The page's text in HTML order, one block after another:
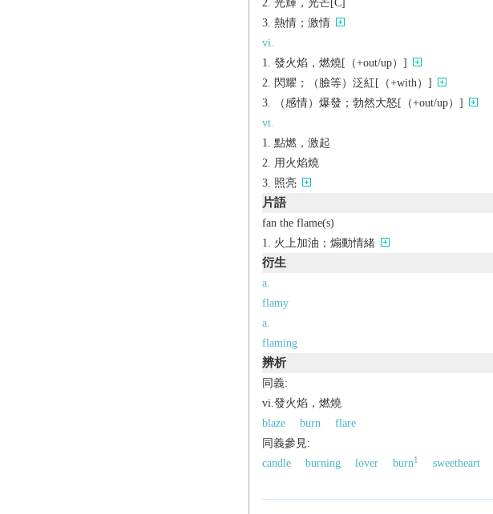
光輝，光芒[C]
熱情；激情
vi.
發火焰，燃燒[（+out/up）]
閃耀；（臉等）泛紅[（+with）]
（感情）爆發；勃然大怒[（+out/up）]
vt.
點燃，激起
用火焰燒
照亮
片語
fan the flame(s)
火上加油；煽動情緒
衍生
a.
flamy
a.
flaming
辨析
同義:
vi.發火焰，燃燒
blaze
burn
flare
同義參見:
candle
burning lover burn1 sweetheart